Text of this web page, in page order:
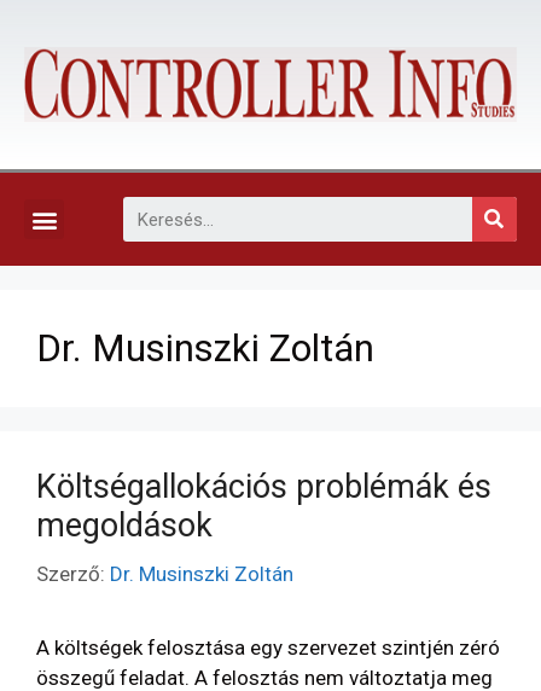
Dr. Musinszki Zoltán
Költségallokációs problémák és
megoldások
Szerző: Dr. Musinszki Zoltán
A költségek felosztása egy szervezet szintjén zéró
összegű feladat. A felosztás nem változtatja meg